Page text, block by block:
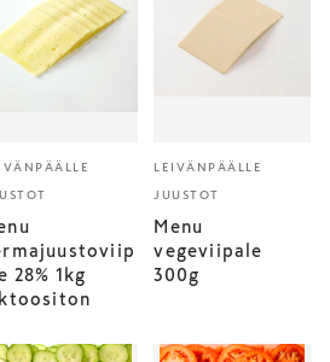
28% 1kg
LEIVÄNPÄÄLLE
JUUSTOT
Menu
vegeviipale
300g